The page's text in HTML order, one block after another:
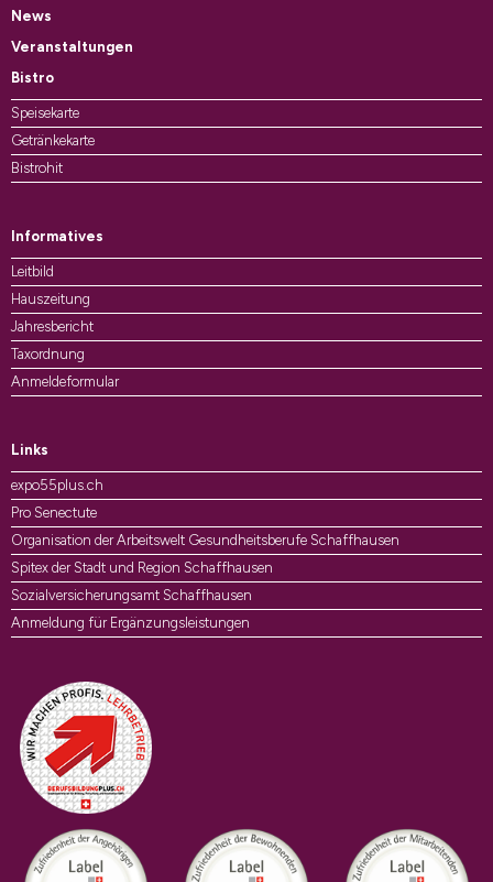
News
Veranstaltungen
Bistro
Speisekarte
Getränkekarte
Bistrohit
Informatives
Leitbild
Hauszeitung
Jahresbericht
Taxordnung
Anmeldeformular
Links
expo55plus.ch
Pro Senectute
Organisation der Arbeitswelt Gesundheitsberufe Schaffhausen
Spitex der Stadt und Region Schaffhausen
Sozialversicherungsamt Schaffhausen
Anmeldung für Ergänzungsleistungen
Auszeichnungen